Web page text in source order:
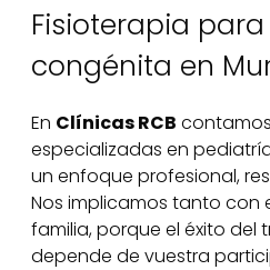
Fisioterapia
congénita en
En Clínicas RCB
especializadas en
un enfoque profesional,
Nos implicamos tanto con
familia, porque el éxito del
depende de vuestra